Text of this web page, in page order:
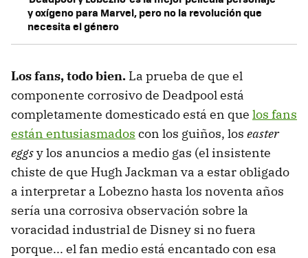
y oxígeno para Marvel, pero no la revolución que
necesita el género
Los fans, todo bien. La prueba de que el
componente corrosivo de Deadpool está
completamente domesticado está en que los fans
están entusiasmados con los guiños, los easter
eggsy los anuncios a medio gas (el insistente
chiste de que Hugh Jackman va a estar obligado
a interpretar a Lobezno hasta los noventa años
sería una corrosiva observación sobre la
voracidad industrial de Disney si no fuera
porque... el fan medio está encantado con esa